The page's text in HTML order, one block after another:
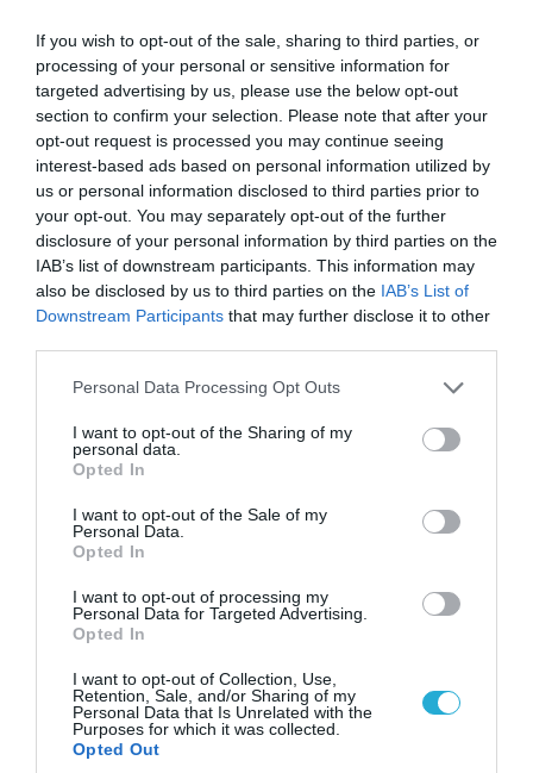
If you wish to opt-out of the sale, sharing to third parties, or
processing of your personal or sensitive information for
targeted advertising by us, please use the below opt-out
section to confirm your selection. Please note that after your
opt-out request is processed you may continue seeing
interest-based ads based on personal information utilized by
us or personal information disclosed to third parties prior to
your opt-out. You may separately opt-out of the further
disclosure of your personal information by third parties on the
IAB’s list of downstream participants. This information may
also be disclosed by us to third parties on the IAB’s List of
Downstream Participants that may further disclose it to other
Please note that this website/app uses one or more Google
not limited to your visit or usage behaviour. You may click to
grant or deny consent to Google and its third-party tags to
use your data for below specified purposes in below Google
consent section.
Personal Data Processing Opt Outs
I want to opt-out of the Sharing of my
personal data.
Opted In
I want to opt-out of the Sale of my
Personal Data.
Opted In
I want to opt-out of processing my
Personal Data for Targeted Advertising.
Opted In
I want to opt-out of Collection, Use,
Retention, Sale, and/or Sharing of my
Personal Data that Is Unrelated with the
Purposes for which it was collected.
Opted Out
Τουρκικά οπλισμένα F-16 «συνεπλάκησαν» με
ελληνικά μαχητικά στο Αιγαίο
«Επιχείρηση ελεύθερα πεζοδρόμια» στην
Αθήνα: Απομακρύνθηκαν παράνομα
αντικείμενα από κοινόχρηστους χώρους